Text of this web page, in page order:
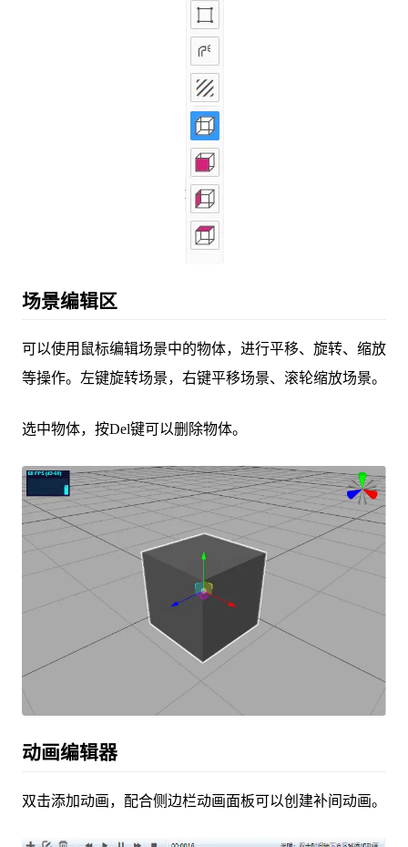
场景编辑区
可以使用鼠标编辑场景中的物体，进行平移、旋转、缩放
等操作。左键旋转场景，右键平移场景、滚轮缩放场景。
选中物体，按Del键可以删除物体。
动画编辑器
双击添加动画，配合侧边栏动画面板可以创建补间动画。